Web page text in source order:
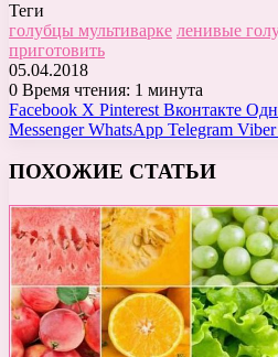
Теги
голубцы мультиварке ленивые
приготовить
05.04.2018
0 Время чтения: 1 минута
Facebook X Pinterest Вконтакте
Messenger WhatsApp Telegram Viber
ПОХОЖИЕ СТАТЬИ